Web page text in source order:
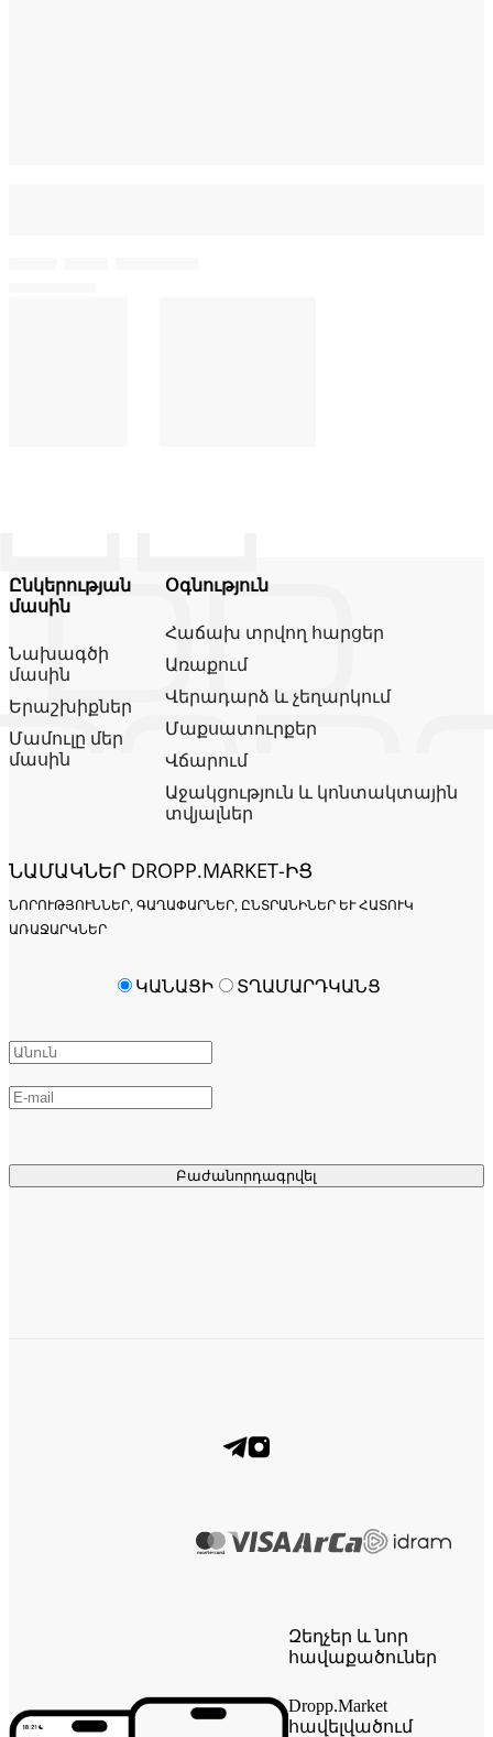
Ընկերության
մասին
Նախագծի
մասին
Երաշխիքներ
Մամուլը մեր
մասին
Օգնություն
Հաճախ տրվող հարցեր
Առաքում
Վերադարձ և չեղարկում
Մաքսատուրքեր
Վճարում
Աջակցություն և կոնտակտային
տվյալներ
ՆԱՄԱԿՆԵՐ DROPP.MARKET-ԻՑ
ՆՈՐՈՒԹՅՈՒՆՆԵՐ, ԳԱՂԱՓԱՐՆԵՐ, ԸՆՏՐԱՆԻՆԵՐ ԵՒ ՀԱՏՈՒԿ Ա
ՌԱՋԱՐԿՆԵՐ
Բաժանորդագրվել
ԿԱՆԱՑԻ ՏՂԱՄԱՐԴԿԱՆՑ
Զեղչեր և նոր
հավաքածուներ
Dropp.Market
հավելվածում